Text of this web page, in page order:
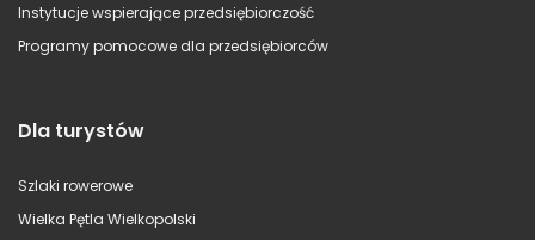
Instytucje wspierające przedsiębiorczość
Programy pomocowe dla przedsiębiorców
Dla turystów
Szlaki rowerowe
Wielka Pętla Wielkopolski